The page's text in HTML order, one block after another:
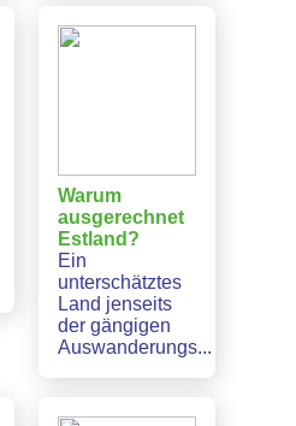
Warum
ausgerechnet
Estland?
Ein
unterschätztes
Land jenseits
der gängigen
Auswanderungs...